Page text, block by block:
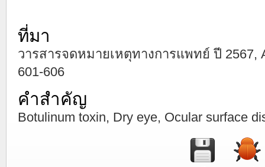
ที่มา
วารสารจดหมายเหตุทางการแพทย์ ปี
601-606
คำสำคัญ
Botulinum toxin, Dry eye, Ocular surface